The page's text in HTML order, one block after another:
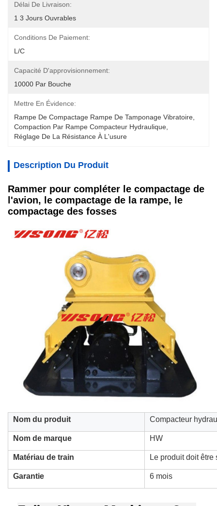
Délai De Livraison:
1 3 Jours Ouvrables
Conditions De Paiement:
L/C
Capacité D'approvisionnement:
10000 Par Bouche
Mettre En Évidence:
Rampe De Compactage Rampe De Tamponage Vibratoire
Compaction Par Rampe Compacteur Hydraulique
Réglage De La Résistance À L'usure
Description Du Produit
Rammer pour compléter le compactage de
l'avion, le compactage de la rampe, le
compactage des fosses
Nom du produit Compacteur
Nom de marque HW
Matériau de train Le produit doit
Garantie 6 mois